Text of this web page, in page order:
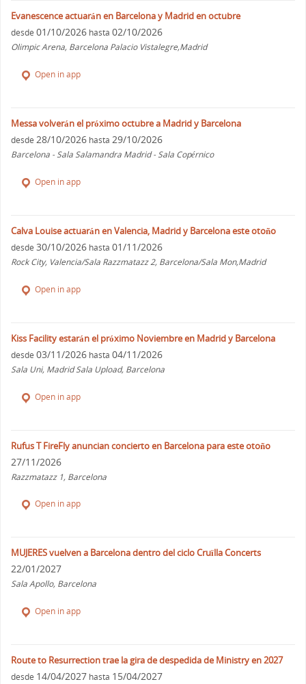
Evanescence actuarán en Barcelona y Madrid en octubre
desde 01/10/2026 hasta 02/10/2026
Olimpic Arena, Barcelona Palacio Vistalegre,Madrid
Open in app
Messa volverán el próximo octubre a Madrid y Barcelona
desde 28/10/2026 hasta 29/10/2026
Barcelona - Sala Salamandra Madrid - Sala Copérnico
Open in app
Calva Louise actuarán en Valencia, Madrid y Barcelona este otoño
desde 30/10/2026 hasta 01/11/2026
Rock City, Valencia/Sala Razzmatazz 2, Barcelona/Sala Mon,Madrid
Open in app
Kiss Facility estarán el próximo Noviembre en Madrid y Barcelona
desde 03/11/2026 hasta 04/11/2026
Sala Uni, Madrid Sala Upload, Barcelona
Open in app
Rufus T FireFly anuncian concierto en Barcelona para este otoño
27/11/2026
Razzmatazz 1, Barcelona
Open in app
MUJERES vuelven a Barcelona dentro del ciclo Cruïlla Concerts
22/01/2027
Sala Apollo, Barcelona
Open in app
Route to Resurrection trae la gira de despedida de Ministry en 2027
desde 14/04/2027 hasta 15/04/2027